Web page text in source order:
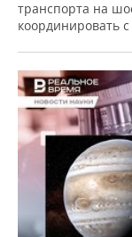
транспорта на
координировать